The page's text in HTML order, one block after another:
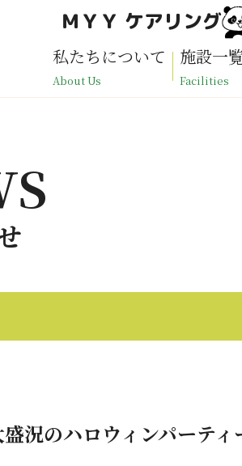
ＭＹＹ ケアリング
私たちについて
About Us
施設一
Facilities
況のハロウィンパーティ